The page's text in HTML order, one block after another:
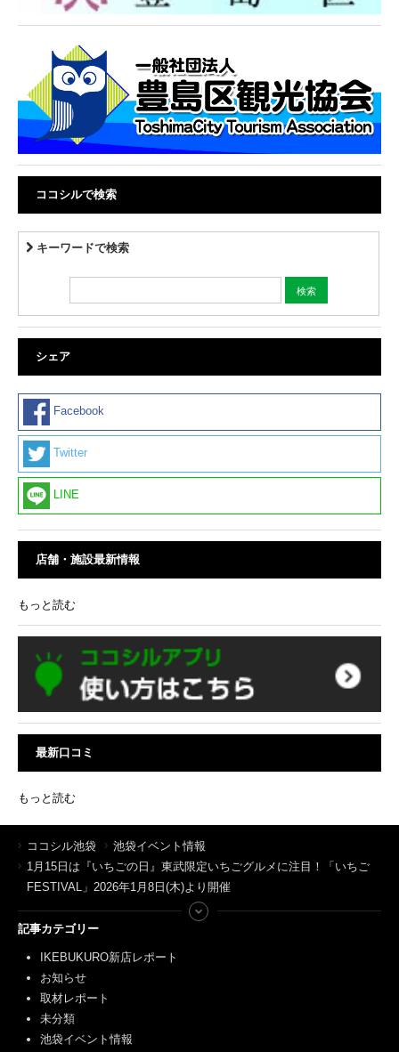
ココシルで検索
キーワードで検索
シェア
Facebook
Twitter
LINE
店舗・施設最新情報
もっと読む
最新口コミ
もっと読む
ココシル池袋
池袋イベント情報
1月15日は『いちごの日』東武限定いちごグルメに注目！「いちご
FESTIVAL」2026年1月8日(木)より開催
記事カテゴリー
IKEBUKURO新店レポート
お知らせ
取材レポート
未分類
池袋イベント情報